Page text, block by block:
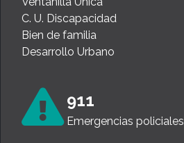
C. U. Discapacidad
Bien de familia
Desarrollo Urbano
911
Emergencias policiales